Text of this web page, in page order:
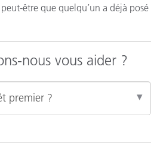
être que quelqu’un a déjà posé
nous vous aider ?